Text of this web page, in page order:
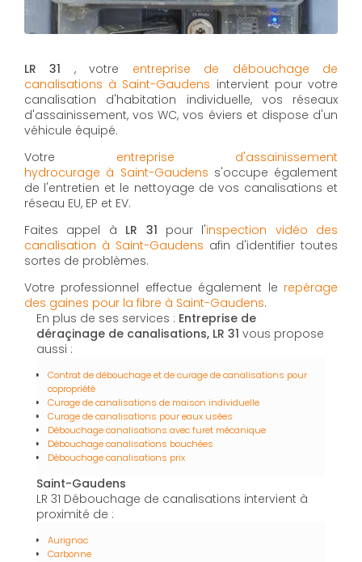
LR 31 , votre entreprise de débouchage de
canalisations à Saint-Gaudens intervient pour votre
canalisation d'habitation individuelle, vos réseaux
d'assainissement, vos WC, vos éviers et dispose d'un
véhicule équipé.
Votre entreprise d'assainissement
hydrocurage à Saint-Gaudens s'occupe également
de l'entretien et le nettoyage de vos canalisations et
réseau EU, EP et EV.
Faites appel à LR 31 pour l'inspection vidéo des
canalisation à Saint-Gaudens afin d'identifier toutes
sortes de problèmes.
Votre professionnel effectue également le repérage
des gaines pour la fibre à Saint-Gaudens.
En plus de ses services : Entreprise de
déraçinage de canalisations, LR 31 vous propose
aussi :
Contrat de débouchage et de curage de canalisations pour
copropriété
Curage de canalisations de maison individuelle
Curage de canalisations pour eaux usées
Débouchage canalisations avec furet mécanique
Débouchage canalisations bouchées
Débouchage canalisations prix
Saint-Gaudens
LR 31 Débouchage de canalisations intervient à
proximité de :
Aurignac
Carbonne